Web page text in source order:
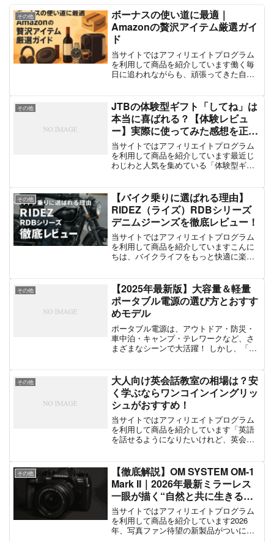
その他
ボーナスの使い道に最適｜
Amazonの贅沢アイテム厳選ガイ
ド
当サイトではアフィリエイトプログラム
を利用して商品を紹介しています働く毎
日に追われながらも、頑張ってきた自分
ませんか？最近では、Amazonでも高品質
で高級感のある商品...
その他
JTBの体験型ギフト「してね」は
本当に喜ばれる？【体験レビュ
ー】実際に使ってみた感想を正直
に紹介！
当サイトではアフィリエイトプログラム
を利用して商品を紹介しています最近じ
わじわと人気を集めている「体験型ギフ
や、子ども→親へのプレゼントとして注
目されています。その中で...
その他
【バイク乗りに選ばれる理由】
RIDEZ（ライズ）RDBシリーズ
デニムジーンズを徹底レビュー！
当サイトではアフィリエイトプログラム
を利用して商品を紹介していますこんに
ちは、バイクライフをもっと快適に楽し
「バイク用っぽく見えないデザインがい
い」 「だけど、しっか...
その他
【2025年最新版】大容量＆軽量
ポータブル電源の選び方とおすす
めモデル
ポータブル電源は、アウトドア・防災・
車中泊・キャンプ・テレワークなど、さ
まざまなシーンで大活躍！ しかし、「大
事では、「大容量」かつ「軽量」なポー
タブル電源の選び方や...
その他
大人向け英会話教室の相場は？安
く学ぶならワンコインイングリッ
シュがおすすめ！
当サイトではアフィリエイトプログラム
を利用して商品を紹介しています「英語
を話せるようになりたいけれど、英会話
な悩みを持っている方も多いのではない
でしょうか？英会話スクー...
その他
【徹底解説】OM SYSTEM OM-1
Mark II｜2026年最新ミラーレス
一眼が描く“自然と共に生きる写
真”
当サイトではアフィリエイトプログラム
を利用して商品を紹介しています2026
年、写真ファン待望の新製品がついに登